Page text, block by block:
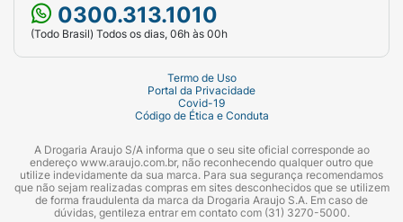
0300.313.1010
(Todo Brasil) Todos os dias, 06h às 00h
Termo de Uso
Portal da Privacidade
Covid-19
Código de Ética e Conduta
A Drogaria Araujo S/A informa que o seu site oficial corresponde ao
endereço www.araujo.com.br, não reconhecendo qualquer outro que
utilize indevidamente da sua marca. Para sua segurança recomendamos
que não sejam realizadas compras em sites desconhecidos que se utilizem
de forma fraudulenta da marca da Drogaria Araujo S.A. Em caso de
dúvidas, gentileza entrar em contato com (31) 3270-5000.